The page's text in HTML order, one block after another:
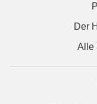
Der
Alle